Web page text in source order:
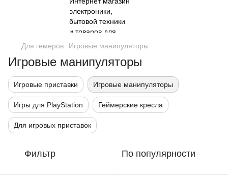
Для гемеров Игровые манипуляторы
Игровые манипуляторы
Игровые приставки Игровые манипуляторы
Игры для PlayStation Геймерские кресла
Для игровых приставок
Фильтр По популярности